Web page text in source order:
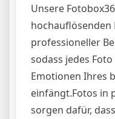
Unsere
hochauflösenden
professioneller
sodass jedes
Emotionen Ihres
einfängt.Fotos in
sorgen dafür,